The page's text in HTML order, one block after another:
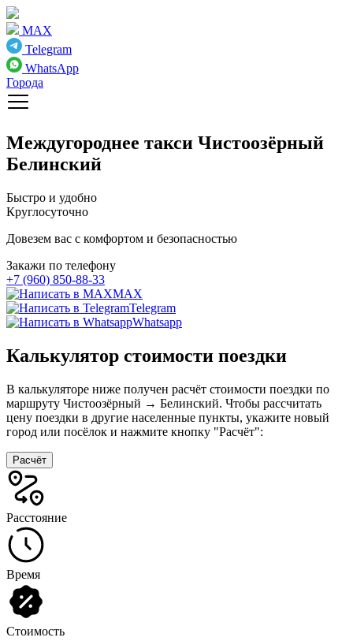
MAX
Telegram
WhatsApp
Города
Междугороднее такси Чистоозёрный
Белинский
Быстро и удобно
Круглосуточно
Довезем вас с комфортом и безопасностью
Закажи по телефону
+7 (960) 850-88-33
MAX
Telegram
Whatsapp
Калькулятор стоимости поездки
В калькуляторе ниже получен расчёт стоимости поездки по
маршруту Чистоозёрный → Белинский. Чтобы рассчитать
цену поездки в другие населенные пункты, укажите новый
город или посёлок и нажмите кнопку "Расчёт":
Расчёт
Расстояние
Время
Стоимость